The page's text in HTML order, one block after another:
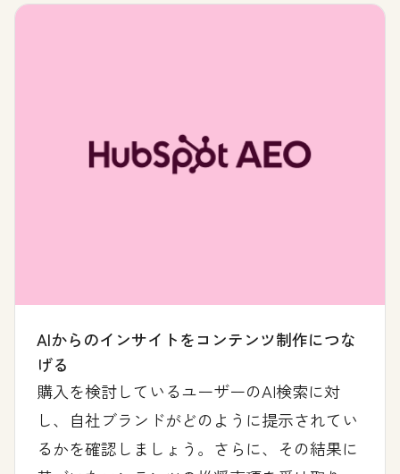
AIからのインサイトをコンテンツ制作につな
げる
購入を検討しているユーザーのAI検索に対
し、自社ブランドがどのように提示されてい
るかを確認しましょう。さらに、その結果に